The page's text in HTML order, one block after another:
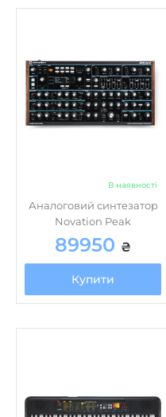
В наявності
Аналоговий синтезатор
Novation Peak
89950 ₴
Купити